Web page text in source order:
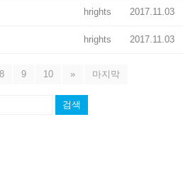
hrights 2017.11.03
hrights 2017.11.03
8 9 10 » 마지막
검색